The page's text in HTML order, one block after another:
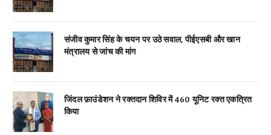
संजीव कुमार सिंह के चयन पर उठे सवाल, पीईएसबी और खान
मंत्रालय से जांच की मांग
जिंदल फ़ाउंडेशन ने रक्तदान शिविर में 460 यूनिट रक्त एकत्रित
किया